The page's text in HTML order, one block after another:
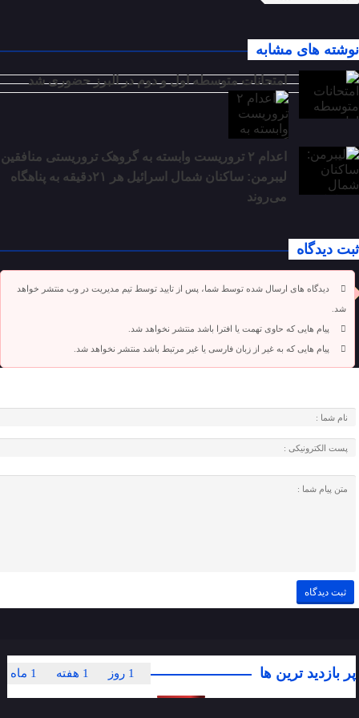
نوشته های مشابه
امتحانات متوسطه اول و دوم در البرز حضوری شد
اعدام ۲ تروریست وابسته به گروهک تروریستی منافقین
لیبرمن: ساکنان شمال اسرائیل هر ۲۱دقیقه به پناهگاه
می‌روند
ثبت دیدگاه
دیدگاه های ارسال شده توسط شما، پس از تایید توسط تیم مدیریت در وب منتشر خواهد
شد.
پیام هایی که حاوی تهمت یا افترا باشد منتشر نخواهد شد.
پیام هایی که به غیر از زبان فارسی یا غیر مرتبط باشد منتشر نخواهد شد.
پر بازدید ترین ها 1 ماه 1 هفته 1 روز